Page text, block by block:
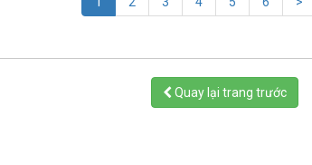
GIẢI PHÁP